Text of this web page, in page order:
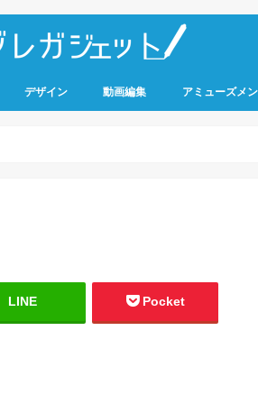
デザイン 動画編集 アミューズメ
LINE Pocket